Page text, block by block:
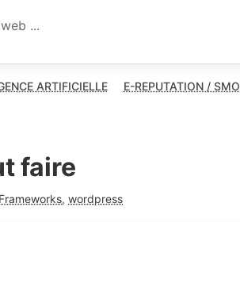
...
ARTIFICIELLE E-REPUTATION / SMO
faire
Frameworks, wordpress